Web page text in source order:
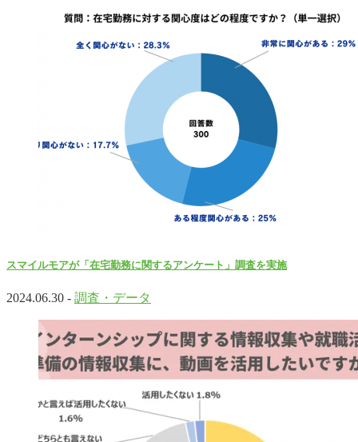
スマイルモアが「在宅勤務に関するアンケート」調査を実施
2024.06.30 - 調査・データ